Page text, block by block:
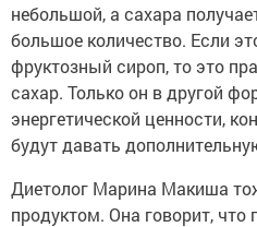
небольшой, а сахара
большое количество. Если
фруктозный сироп, то это
сахар. Только он в другой
энергетической ценности,
будут давать
Диетолог Марина Макиша
продуктом. Она говорит, что